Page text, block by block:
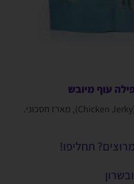
עוף מיובש
תחליפו!